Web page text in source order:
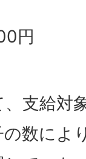
円
支給対
数によ